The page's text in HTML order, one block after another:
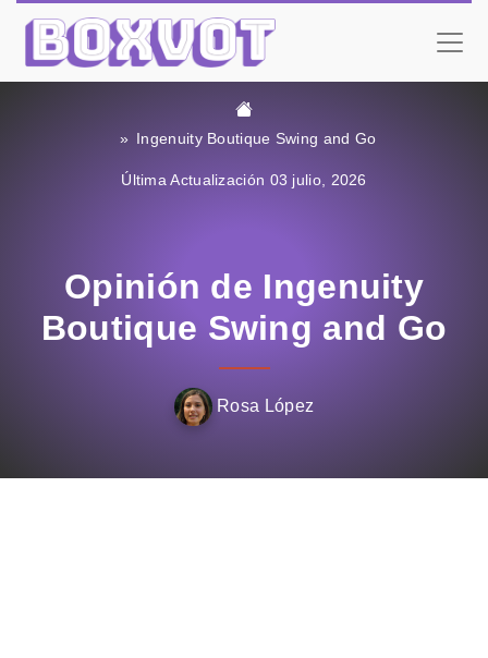
Ingenuity Boutique Swing and Go
Última Actualización 03 julio, 2026
Opinión de Ingenuity
Boutique Swing and Go
Rosa López